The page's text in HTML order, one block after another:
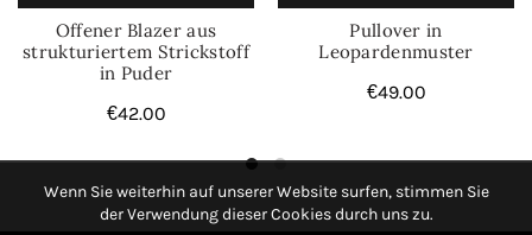
Offener Blazer aus
strukturiertem Strickstoff
in Puder
€42.00
Pullover in
Leopardenmuster
€49.00
Wenn Sie weiterhin auf unserer Website surfen, stimmen Sie
der Verwendung dieser Cookies durch uns zu.